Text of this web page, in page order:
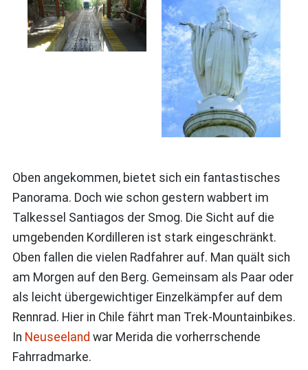
Oben angekommen, bietet sich ein fantastisches
Panorama. Doch wie schon gestern wabbert im
Talkessel Santiagos der Smog. Die Sicht auf die
umgebenden Kordilleren ist stark eingeschränkt.
Oben fallen die vielen Radfahrer auf. Man quält sich
am Morgen auf den Berg. Gemeinsam als Paar oder
als leicht übergewichtiger Einzelkämpfer auf dem
Rennrad. Hier in Chile fährt man Trek-Mountainbikes.
In Neuseeland war Merida die vorherrschende
Fahrradmarke.